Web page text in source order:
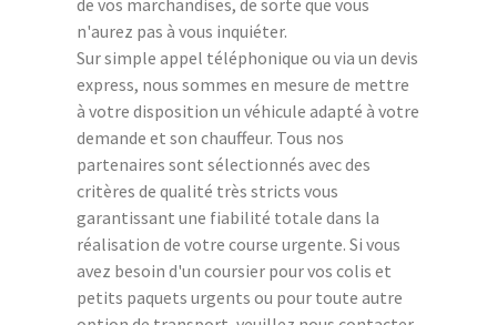
n'aurez pas à vous inquiéter.
Sur simple appel téléphonique ou via un devis
express, nous sommes en mesure de mettre
à votre disposition un véhicule adapté à votre
demande et son chauffeur. Tous nos
partenaires sont sélectionnés avec des
critères de qualité très stricts vous
garantissant une fiabilité totale dans la
réalisation de votre course urgente. Si vous
avez besoin d'un coursier pour vos colis et
petits paquets urgents ou pour toute autre